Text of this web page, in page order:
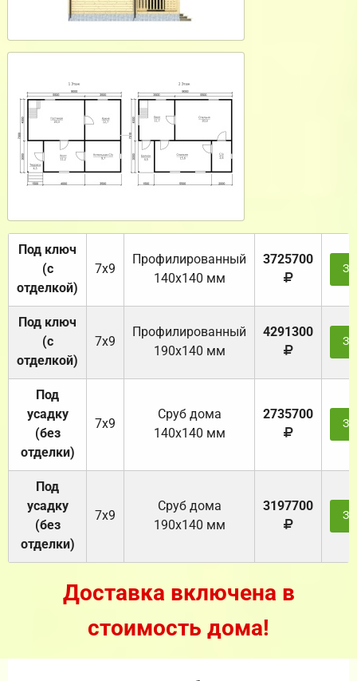
Под ключ
(с
отделкой)
7х9
Профилированный
140х140 мм
3725700
Под ключ
(с
отделкой)
7х9
Профилированный
190х140 мм
4291300
Под
усадку
(без
отделки)
7х9
Cруб дома
140х140 мм
2735700
Под
усадку
(без
отделки)
7х9
Cруб дома
190х140 мм
3197700
Доставка включена в
стоимость дома!